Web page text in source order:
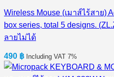
Wireless Mouse (เมาส์ไร้สาย)
box series, total 5 designs.
ลายไม่ได้
490 ฿ Including VAT 7%